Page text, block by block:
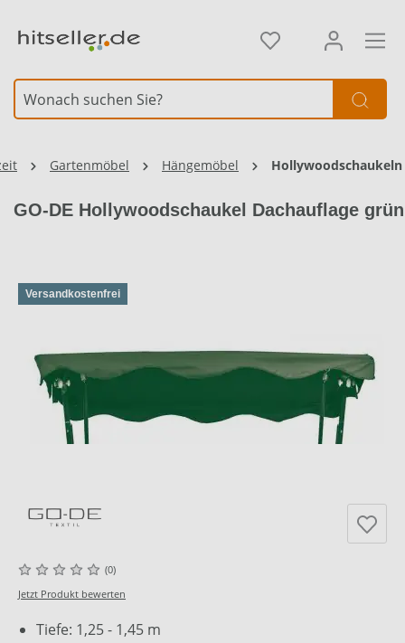
Gartenmöbel Hängemöbel Hollywoodschaukeln
GO-DE Hollywoodschaukel Dachauflage grün
Versandkostenfrei
(0)
Jetzt Produkt bewerten
Tiefe: 1,25 - 1,45 m